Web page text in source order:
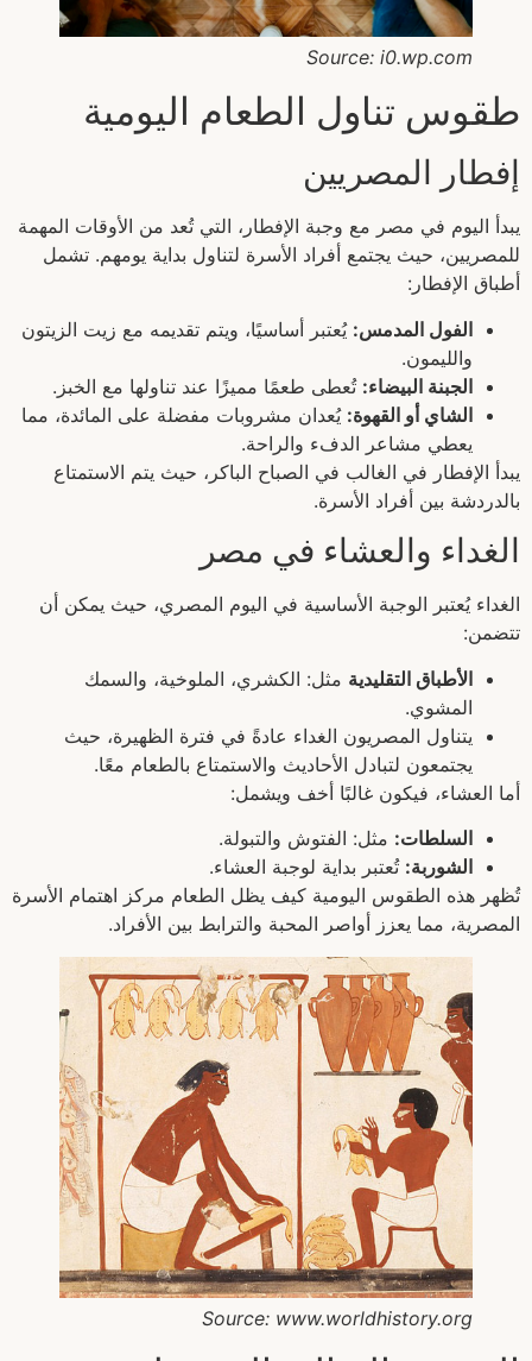
Source: i0.wp.com
طقوس تناول الطعام اليومية
إفطار المصريين
يبدأ اليوم في مصر مع وجبة الإفطار، التي تُعد من الأوقات المهمة
للمصريين، حيث يجتمع أفراد الأسرة لتناول بداية يومهم. تشمل
أطباق الإفطار:
الفول المدمس: يُعتبر أساسيًا، ويتم تقديمه مع زيت الزيتون
والليمون.
الجبنة البيضاء: تُعطى طعمًا مميزًا عند تناولها مع الخبز.
الشاي أو القهوة: يُعدان مشروبات مفضلة على المائدة، مما
يعطي مشاعر الدفء والراحة.
يبدأ الإفطار في الغالب في الصباح الباكر، حيث يتم الاستمتاع
بالدردشة بين أفراد الأسرة.
الغداء والعشاء في مصر
الغداء يُعتبر الوجبة الأساسية في اليوم المصري، حيث يمكن أن
تتضمن:
الأطباق التقليدية مثل: الكشري، الملوخية، والسمك
المشوي.
يتناول المصريون الغداء عادةً في فترة الظهيرة، حيث
يجتمعون لتبادل الأحاديث والاستمتاع بالطعام معًا.
أما العشاء، فيكون غالبًا أخف ويشمل:
السلطات: مثل: الفتوش والتبولة.
الشوربة: تُعتبر بداية لوجبة العشاء.
تُظهر هذه الطقوس اليومية كيف يظل الطعام مركز اهتمام الأسرة
المصرية، مما يعزز أواصر المحبة والترابط بين الأفراد.
Source: www.worldhistory.org